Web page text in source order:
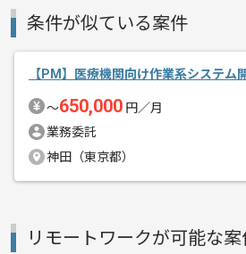
基本的には
条件が似ている案件
【PM】医療機関向け作業系システム
〜650,000 円／月
業務委託
神田（東京都）
リモートワークが可能な案